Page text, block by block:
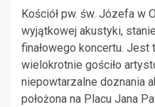
Kościół pw. św. Józefa w
wyjątkowej akustyki,
finałowego koncertu. Jest
wielokrotnie gościło
niepowtarzalne doznania
położona na Placu Jana